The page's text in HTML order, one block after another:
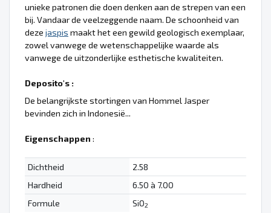
unieke patronen die doen denken aan de strepen van een
bij. Vandaar de veelzeggende naam. De schoonheid van
deze jaspis maakt het een gewild geologisch exemplaar,
zowel vanwege de wetenschappelijke waarde als
vanwege de uitzonderlijke esthetische kwaliteiten.
Deposito's :
De belangrijkste stortingen van Hommel Jasper
bevinden zich in Indonesië...
Eigenschappen :
Dichtheid
2.58
Hardheid
6.50 à 7.00
Formule
SiO2